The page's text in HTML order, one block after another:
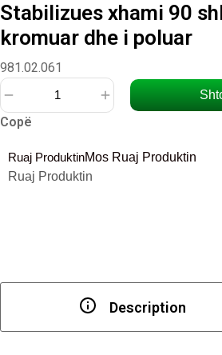
Stabilizues xhami 90
kromuar dhe i poluar
981.02.061
Stabilizues
90
shkallë,i
Copë
Ruaj ProduktinMos Ruaj Produktin
Ruaj Produktin
Description